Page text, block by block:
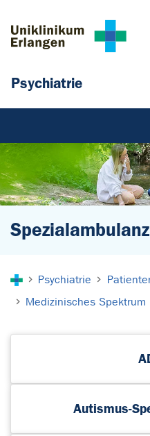
Psychiatrie
Spezialambulanz
Psychiatrie
Medizinisches Spektrum
Autismus-